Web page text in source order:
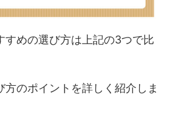
すめの選び方は上記の3つで比
方のポイントを詳しく紹介しま